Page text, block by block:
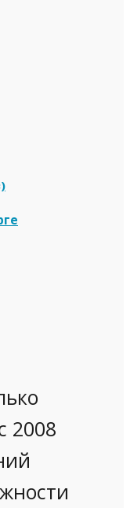
2008